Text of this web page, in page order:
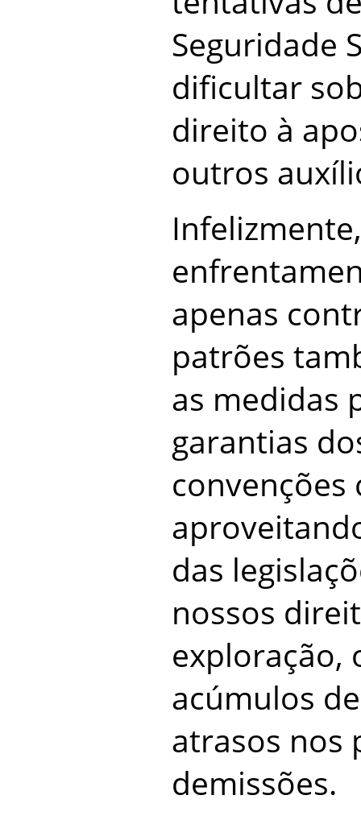
Seguridade
dificultar
direito à
outros
apenas
patrões
as medidas
garantias
convenções
das
nossos
exploração,
acúmulos
atrasos nos
demissões.